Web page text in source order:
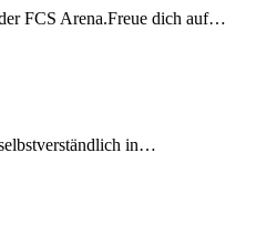
FCS Arena.Freue dich auf…
in…